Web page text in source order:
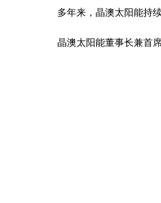
多年来，晶澳太阳能持续
晶澳太阳能董事长兼首席